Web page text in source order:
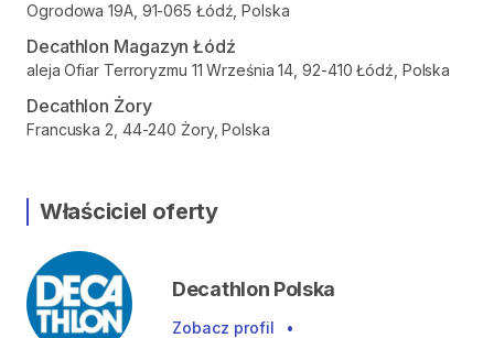
Ogrodowa 19A, 91-065 Łódź, Polska
Decathlon Magazyn Łódź
aleja Ofiar Terroryzmu 11 Września 14, 92-410 Łódź, Polska
Decathlon Żory
Francuska 2, 44-240 Żory, Polska
Właściciel oferty
Decathlon Polska
Zobacz profil •